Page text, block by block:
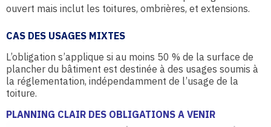
ouvert mais inclut les toitures, ombrières, et extensions.
CAS DES USAGES MIXTES
L’obligation s’applique si au moins 50 % de la surface de
plancher du bâtiment est destinée à des usages soumis à
la réglementation, indépendamment de l’usage de la
toiture.
PLANNING CLAIR DES OBLIGATIONS A VENIR